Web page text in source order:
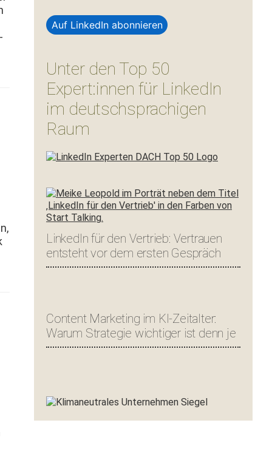
Auf LinkedIn abonnieren
Unter den Top 50
Expert:innen für LinkedIn
im deutschsprachigen
Raum
LinkedIn für den Vertrieb: Vertrauen
entsteht vor dem ersten Gespräch
Content Marketing im KI-Zeitalter:
Warum Strategie wichtiger ist denn je